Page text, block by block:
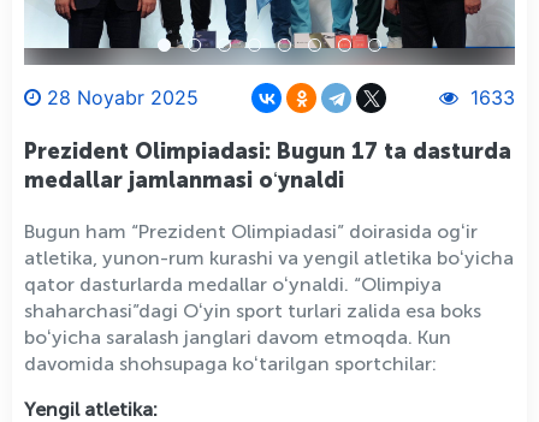
28 Noyabr 2025 1633
Prezident Olimpiadasi: Bugun 17 ta dasturda
medallar jamlanmasi oʻynaldi
Bugun ham “Prezident Olimpiadasi” doirasida ogʻir
atletika, yunon-rum kurashi va yengil atletika boʻyicha
qator dasturlarda medallar oʻynaldi. “Olimpiya
shaharchasi”dagi Oʻyin sport turlari zalida esa boks
boʻyicha saralash janglari davom etmoqda. Kun
davomida shohsupaga koʻtarilgan sportchilar:
Yengil atletika: